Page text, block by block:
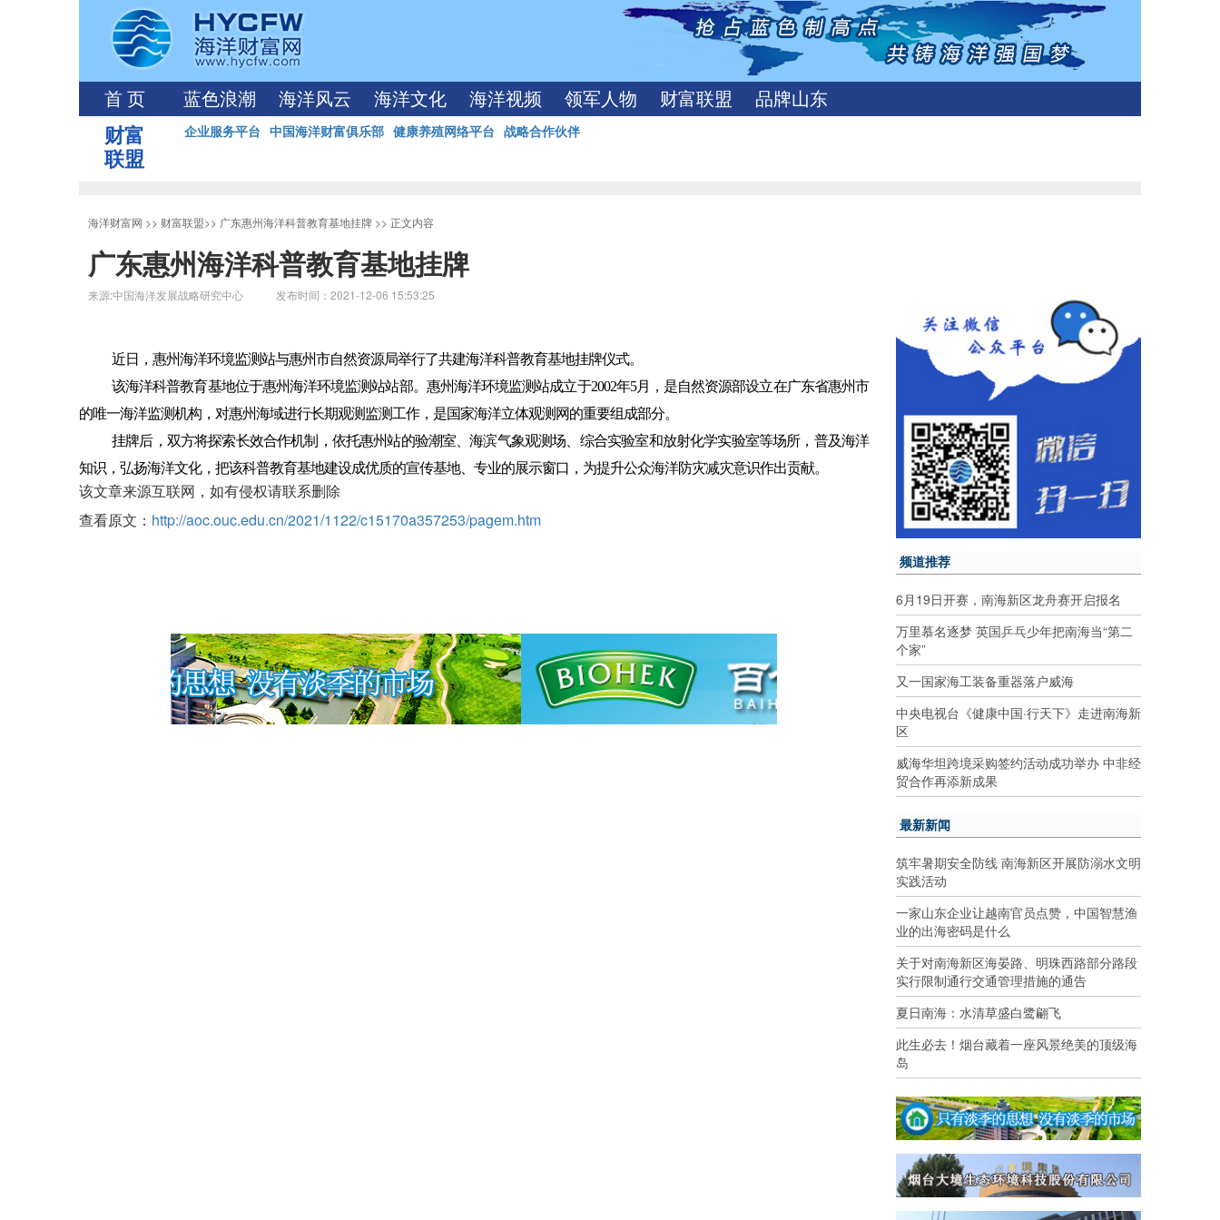
首 页 蓝色浪潮 海洋风云 海洋文化 海洋视频 领军人物 财富联盟 品牌山东
财富
联盟
企业服务平台 中国海洋财富俱乐部 健康养殖网络平台 战略合作伙伴
海洋财富网 >> 财富联盟>> 广东惠州海洋科普教育基地挂牌 >> 正文内容
广东惠州海洋科普教育基地挂牌
来源:中国海洋发展战略研究中心 发布时间：2021-12-06 15:53:25
近日，惠州海洋环境监测站与惠州市自然资源局举行了共建海洋科普教育基地挂牌仪式。
该海洋科普教育基地位于惠州海洋环境监测站站部。惠州海洋环境监测站成立于2002年5月，是自然资源部设立在广东省惠州市
的唯一海洋监测机构，对惠州海域进行长期观测监测工作，是国家海洋立体观测网的重要组成部分。
挂牌后，双方将探索长效合作机制，依托惠州站的验潮室、海滨气象观测场、综合实验室和放射化学实验室等场所，普及海洋
知识，弘扬海洋文化，把该科普教育基地建设成优质的宣传基地、专业的展示窗口，为提升公众海洋防灾减灾意识作出贡献。
该文章来源互联网，如有侵权请联系删除
查看原文： http://aoc.ouc.edu.cn/2021/1122/c15170a357253/pagem.htm
频道推荐
6月19日开赛，南海新区龙舟赛开启报名
万里慕名逐梦 英国乒乓少年把南海当“第二
个家”
又一国家海工装备重器落户威海
中央电视台《健康中国·行天下》走进南海新
区
威海华坦跨境采购签约活动成功举办 中非经
贸合作再添新成果
最新新闻
筑牢暑期安全防线 南海新区开展防溺水文明
实践活动
一家山东企业让越南官员点赞，中国智慧渔
业的出海密码是什么
关于对南海新区海晏路、明珠西路部分路段
实行限制通行交通管理措施的通告
夏日南海：水清草盛白鹭翩飞
此生必去！烟台藏着一座风景绝美的顶级海
岛